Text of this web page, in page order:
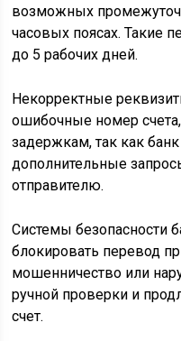
возможных
часовых поясах. Такие
до 5 рабочих дней.
Некорректные
ошибочные номер
задержкам, так как
дополнительные
отправителю.
Системы безопасности
блокировать перевод
мошенничество или
ручной проверки и
счет.